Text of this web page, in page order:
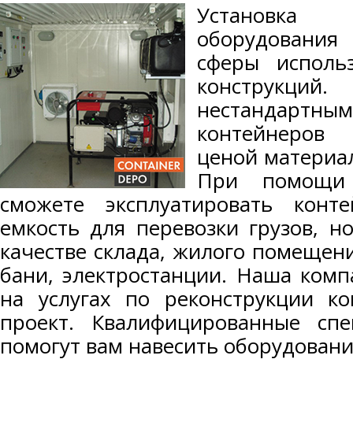
сферы
ценой
При помощи
сможете эксплуатировать
емкость для перевозки грузов,
качестве склада, жилого
бани, электростанции. Наша
на услугах по реконструкции
проект. Квалифицированные
помогут вам навесить